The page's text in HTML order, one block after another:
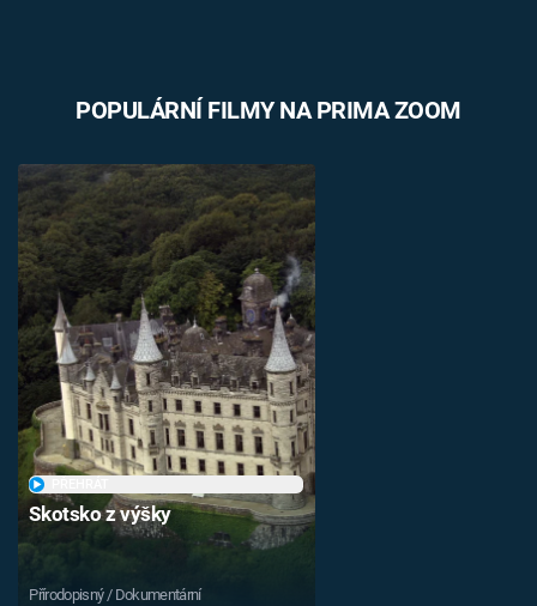
POPULÁRNÍ FILMY NA PRIMA ZOOM
Skotsko z výšky
Přírodopisný / Dokumentární